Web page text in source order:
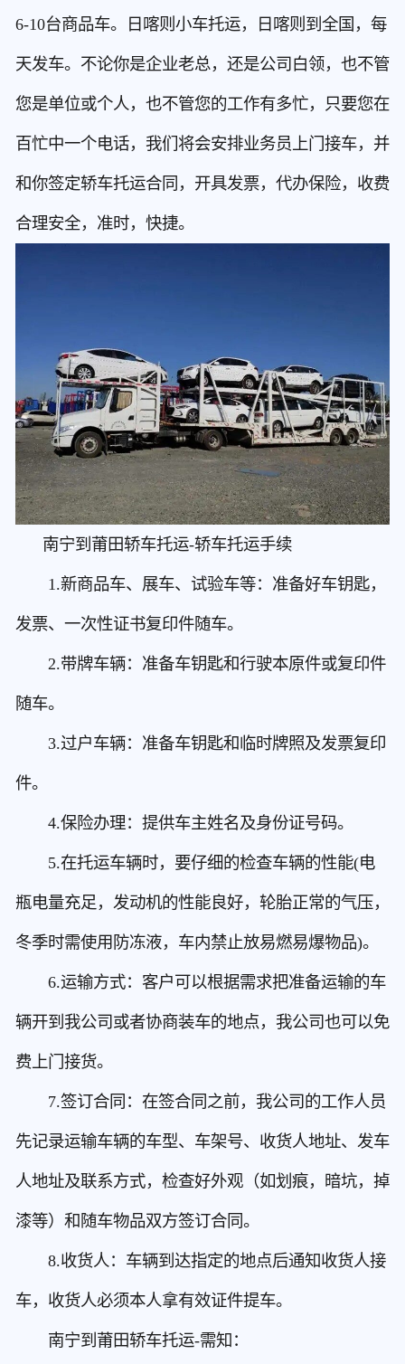
6-10台商品车。日喀则小车托运，日喀则到全国，每
天发车。不论你是企业老总，还是公司白领，也不管
您是单位或个人，也不管您的工作有多忙，只要您在
百忙中一个电话，我们将会安排业务员上门接车，并
和你签定轿车托运合同，开具发票，代办保险，收费
合理安全，准时，快捷。
南宁到莆田轿车托运-轿车托运手续
1.新商品车、展车、试验车等：准备好车钥匙，
发票、一次性证书复印件随车。
2.带牌车辆：准备车钥匙和行驶本原件或复印件
随车。
3.过户车辆：准备车钥匙和临时牌照及发票复印
件。
4.保险办理：提供车主姓名及身份证号码。
5.在托运车辆时，要仔细的检查车辆的性能(电
瓶电量充足，发动机的性能良好，轮胎正常的气压，
冬季时需使用防冻液，车内禁止放易燃易爆物品)。
6.运输方式：客户可以根据需求把准备运输的车
辆开到我公司或者协商装车的地点，我公司也可以免
费上门接货。
7.签订合同：在签合同之前，我公司的工作人员
先记录运输车辆的车型、车架号、收货人地址、发车
人地址及联系方式，检查好外观（如划痕，暗坑，掉
漆等）和随车物品双方签订合同。
8.收货人：车辆到达指定的地点后通知收货人接
车，收货人必须本人拿有效证件提车。
南宁到莆田轿车托运-需知：